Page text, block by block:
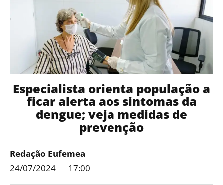
Especialista orienta população a
ficar alerta aos sintomas da
dengue; veja medidas de
prevenção
Redação Eufemea
24/07/2024
17:00